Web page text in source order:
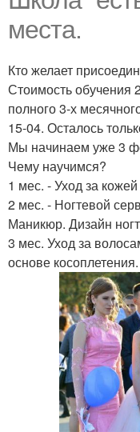
места.
Кто желает
Стоимость обучения
полного 3-х
15-04. Осталось
Мы начинаем уже 3
Чему научимся?
1 мес. - Уход за
2 мес. - Ногтевой
Маникюр. Дизайн
3 мес. Уход за
основе косоплетения.